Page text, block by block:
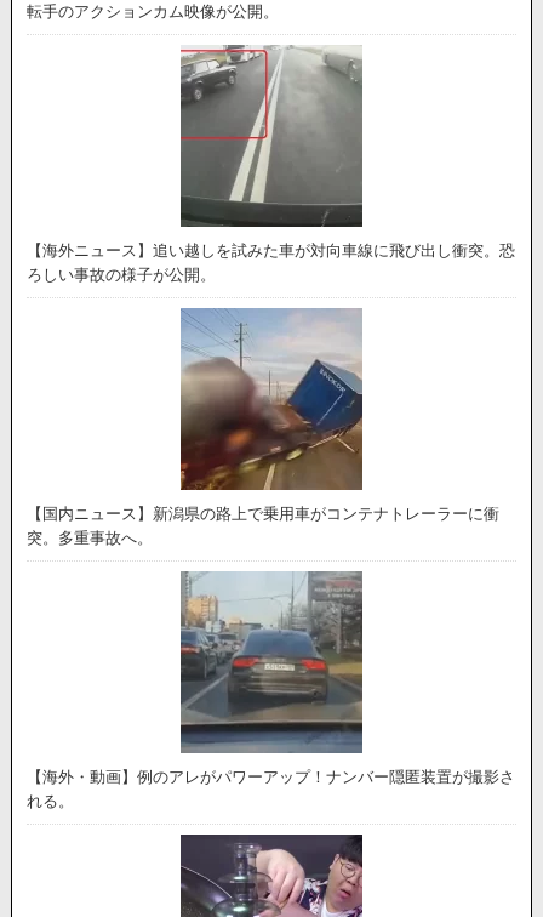
転手のアクションカム映像が公開。
【海外ニュース】追い越しを試みた車が対向車線に飛び出し衝突。恐
ろしい事故の様子が公開。
【国内ニュース】新潟県の路上で乗用車がコンテナトレーラーに衝
突。多重事故へ。
【海外・動画】例のアレがパワーアップ！ナンバー隠匿装置が撮影さ
れる。